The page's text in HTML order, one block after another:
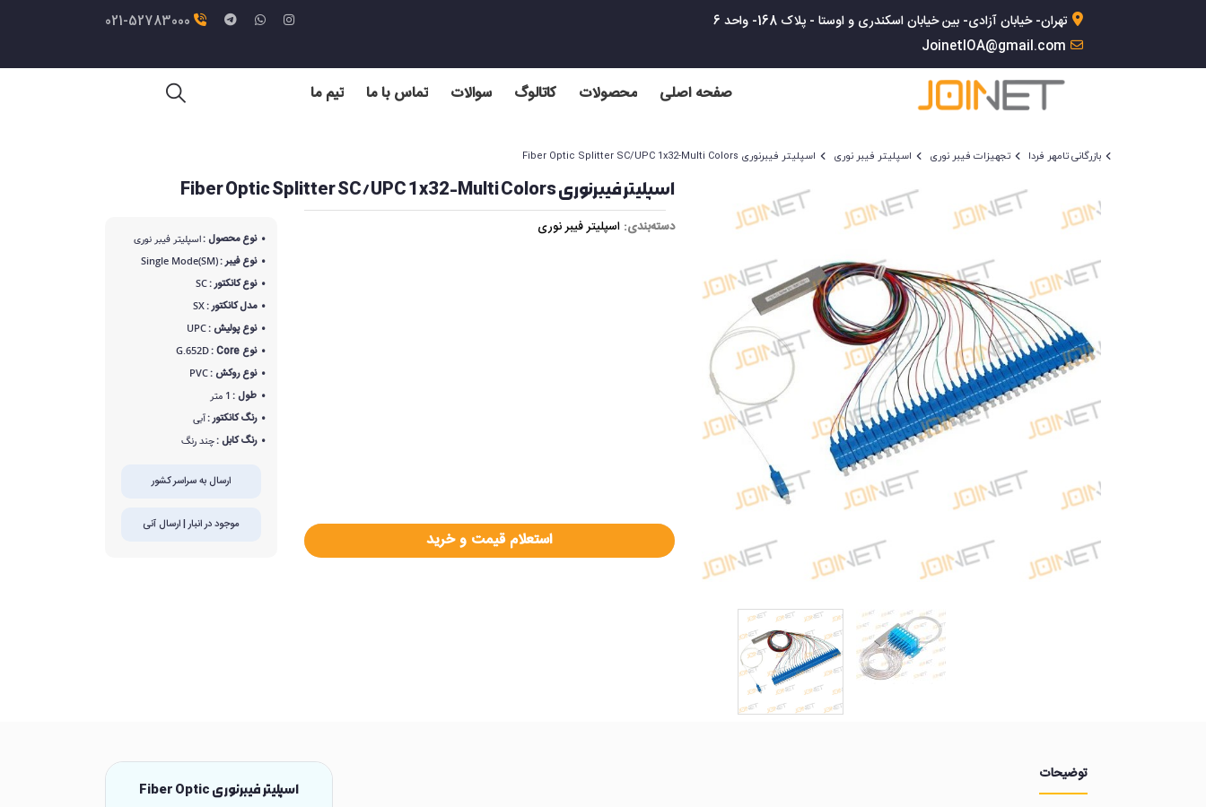
تهران- خیابان آزادی- بین خیابان اسکندری و اوستا - پلاک 168- واحد 6
JoinetIOA@gmail.com
021-52783000
صفحه اصلی محصولات کاتالوگ سوالات تماس با ما تیم ما
بازرگانی تامهر فردا تجهیزات فیبر نوری اسپلیتر فیبر نوری اسپلیتر فیبرنوری Fiber Optic Splitter SC/UPC 1x32-Multi Colors
اسپلیتر فیبرنوری Fiber Optic Splitter SC/UPC 1x32-Multi Colors
دسته‌بندی: اسپلیتر فیبر نوری
استعلام قیمت و خرید
نوع محصول :اسپلیتر فیبر نوری
نوع فیبر :Single Mode(SM)
نوع کانکتور :SC
مدل کانکتور :SX
نوع پولیش :UPC
نوع Core :
G.652D
نوع روکش :PVC
طول :1 متر
رنگ کانکتور :آبی
رنگ کابل :چند رنگ
ارسال به سراسر کشور
موجود در انبار | ارسال آنی
توضیحات
اسپلیتر فیبرنوری Fiber Optic